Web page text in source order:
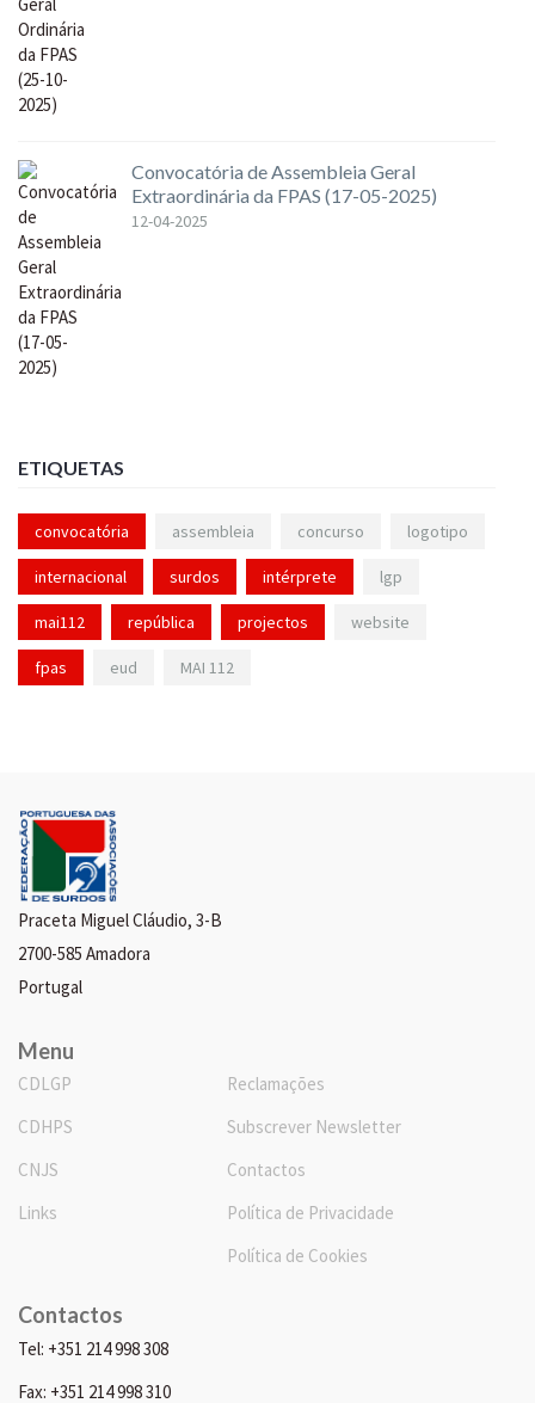
Convocatória de Assembleia Geral
Extraordinária da FPAS (17-05-2025)
12-04-2025
ETIQUETAS
convocatória assembleia concurso logotipo
internacional surdos intérprete lgp
mai112 república projectos website
fpas eud MAI 112
Praceta Miguel Cláudio, 3-B
2700-585 Amadora
Portugal
Menu
CDLGP
CDHPS
CNJS
Links
Reclamações
Subscrever Newsletter
Contactos
Política de Privacidade
Política de Cookies
Contactos
Tel: +351 214 998 308
Fax: +351 214 998 310